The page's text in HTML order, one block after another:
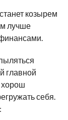
козырем
лучше
главной
хорош
себя.